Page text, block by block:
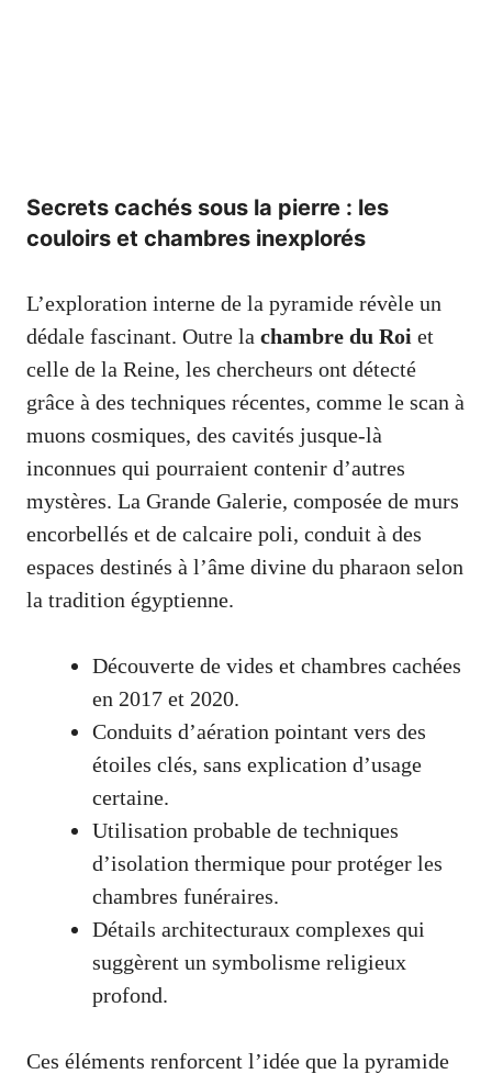
Secrets cachés sous la pierre : les
couloirs et chambres inexplorés
L’exploration interne de la pyramide révèle un
dédale fascinant. Outre la chambre du Roi et
celle de la Reine, les chercheurs ont détecté
grâce à des techniques récentes, comme le scan à
muons cosmiques, des cavités jusque-là
inconnues qui pourraient contenir d’autres
mystères. La Grande Galerie, composée de murs
encorbellés et de calcaire poli, conduit à des
espaces destinés à l’âme divine du pharaon selon
la tradition égyptienne.
Découverte de vides et chambres cachées
en 2017 et 2020.
Conduits d’aération pointant vers des
étoiles clés, sans explication d’usage
certaine.
Utilisation probable de techniques
d’isolation thermique pour protéger les
chambres funéraires.
Détails architecturaux complexes qui
suggèrent un symbolisme religieux
profond.
Ces éléments renforcent l’idée que la pyramide